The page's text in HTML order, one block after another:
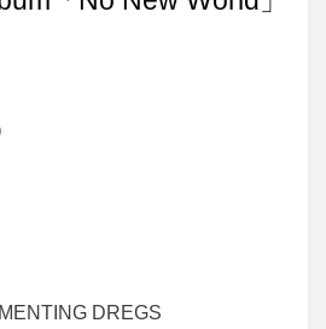
日:
DREGS